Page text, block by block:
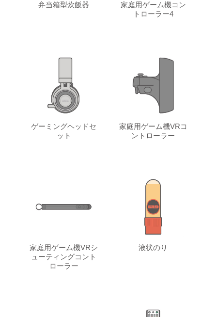
弁当箱型炊飯器
家庭用ゲーム機コン
トローラー4
ゲーミングヘッドセ
ット
家庭用ゲーム機VRコ
ントローラー
家庭用ゲーム機VRシ
ューティングコント
ローラー
液状のり